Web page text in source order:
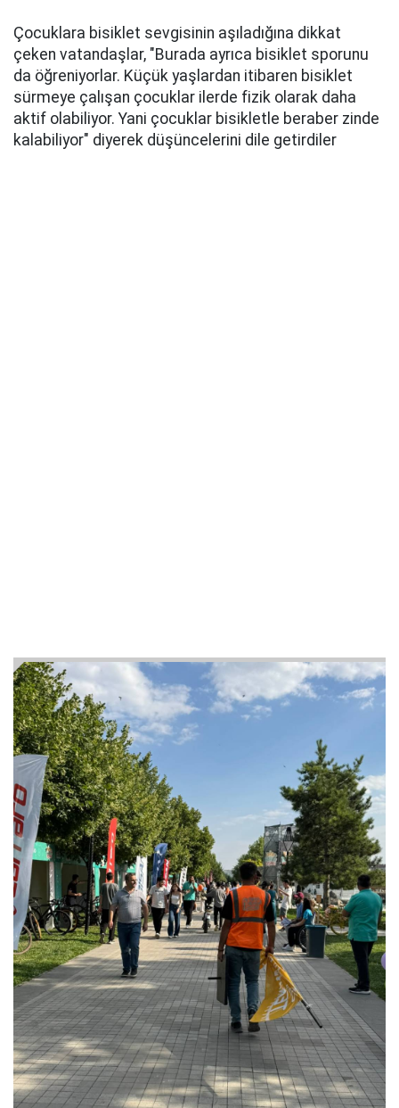
Çocuklara bisiklet sevgisinin aşıladığına dikkat
çeken vatandaşlar, "Burada ayrıca bisiklet sporunu
da öğreniyorlar. Küçük yaşlardan itibaren bisiklet
sürmeye çalışan çocuklar ilerde fizik olarak daha
aktif olabiliyor. Yani çocuklar bisikletle beraber zinde
kalabiliyor" diyerek düşüncelerini dile getirdiler